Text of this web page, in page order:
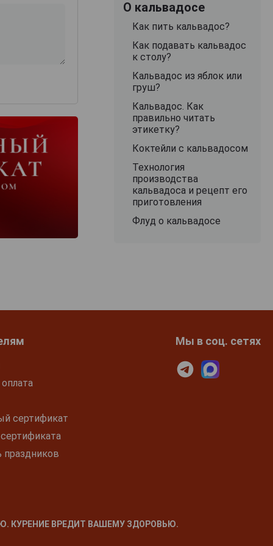
О кальвадосе
Как пить кальвадос?
Как подавать кальвадос
к столу?
Кальвадос из яблок или
груш?
Кальвадос. Как
правильно читать
этикетку?
Коктейли с кальвадосом
Технология
производства
кальвадоса и рецепт его
приготовления
Флуд о кальвадосе
сертификат
праздников
Мы в соц. сетях
КУРЕНИЕ ВРЕДИТ ВАШЕМУ ЗДОРОВЬЮ.